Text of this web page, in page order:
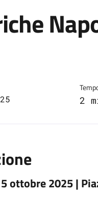
2
ottobre 2025 |